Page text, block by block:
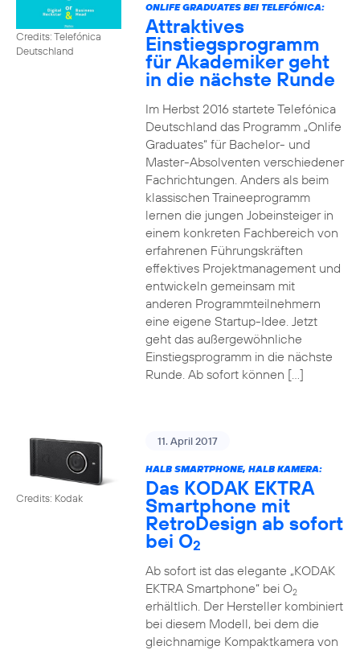
Credits: Telefónica
Deutschland
ONLIFE GRADUATES BEI TELEFÓNICA:
Attraktives
Einstiegsprogramm
für Akademiker geht
in die nächste Runde
Im Herbst 2016 startete Telefónica
Deutschland das Programm „Onlife
Graduates“ für Bachelor- und
Master-Absolventen verschiedener
Fachrichtungen. Anders als beim
klassischen Traineeprogramm
lernen die jungen Jobeinsteiger in
einem konkreten Fachbereich von
erfahrenen Führungskräften
effektives Projektmanagement und
entwickeln gemeinsam mit
anderen Programmteilnehmern
eine eigene Startup-Idee. Jetzt
geht das außergewöhnliche
Einstiegsprogramm in die nächste
Runde. Ab sofort können […]
Credits: Kodak
11. April 2017
HALB SMARTPHONE, HALB KAMERA:
Das KODAK EKTRA
Smartphone mit
RetroDesign ab sofort
bei O2
Ab sofort ist das elegante „KODAK
EKTRA Smartphone“ bei O2
erhältlich. Der Hersteller kombiniert
bei diesem Modell, bei dem die
gleichnamige Kompaktkamera von